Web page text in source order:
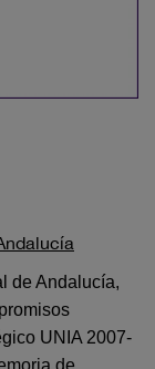
de Andalucía,
UNIA 2007-
de